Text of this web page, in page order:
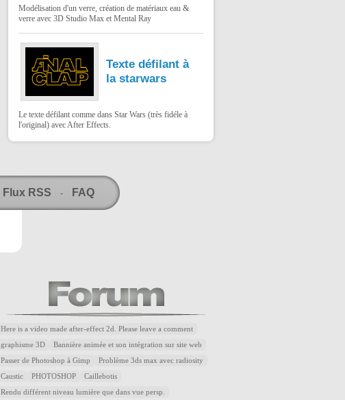
Modélisation d'un verre, création de matériaux eau &
verre avec 3D Studio Max et Mental Ray
Texte défilant à
la starwars
Le texte défilant comme dans Star Wars (très fidéle à
l'original) avec After Effects.
Flux RSS - FAQ
Here is a video made after-effect 2d. Please leave a comment
graphisme 3D Bannière animée et son intégration sur site web
Passer de Photoshop à Gimp Problème 3ds max avec radiosity
Caustic PHOTOSHOP Caillebotis
Rendu différent niveau lumière que dans vue persp.